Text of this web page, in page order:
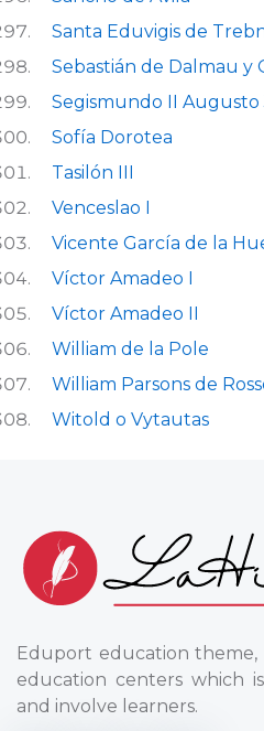
Santa Eduvigis de
Sebastián de Dalmau y
Segismundo II Augusto
Sofía Dorotea
Tasilón III
Venceslao I
Vicente García de la
Víctor Amadeo I
Víctor Amadeo II
William de la Pole
William Parsons de
Witold o Vytautas
Eduport education
education centers which
and involve learners.